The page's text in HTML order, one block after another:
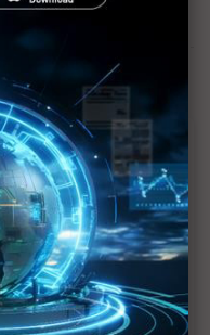
村田示警全球AI基
罄 買家「祕而不